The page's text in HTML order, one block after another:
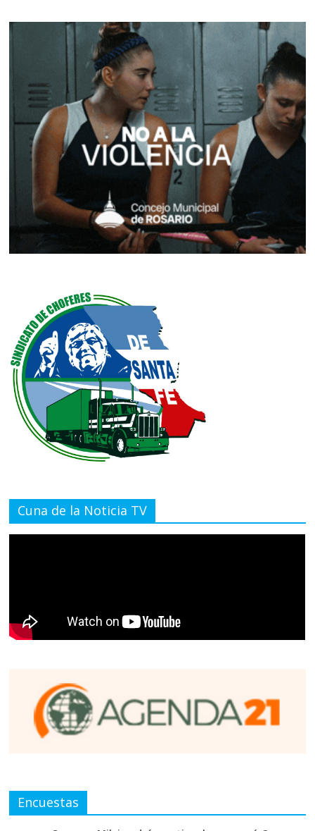
Cuna de la Noticia TV
Encuestas